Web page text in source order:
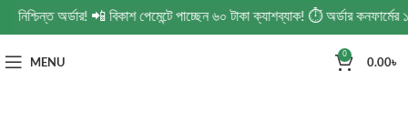
নিশ্চিন্ত অর্ডার! 📲 বিকাশ পেমেন্টে পাচ্ছেন ৬০ টাকা ক্যাশব্যাক! ⏱️ অর্ডার
MENU 0 0.00৳